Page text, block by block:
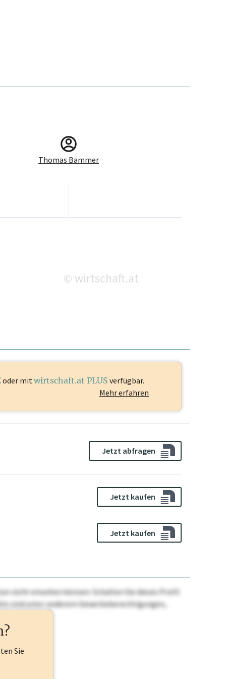
Thomas Bammer
© wirtschaft.at
oder mit wirtschaft.at PLUS verfügbar.
Mehr erfahren
Jetzt abfragen
Jetzt kaufen
Jetzt kaufen
nicht einsehen können. Schalten Sie dieses Profil
sind unter anderem Gewerbeberechtigungen,
Sie